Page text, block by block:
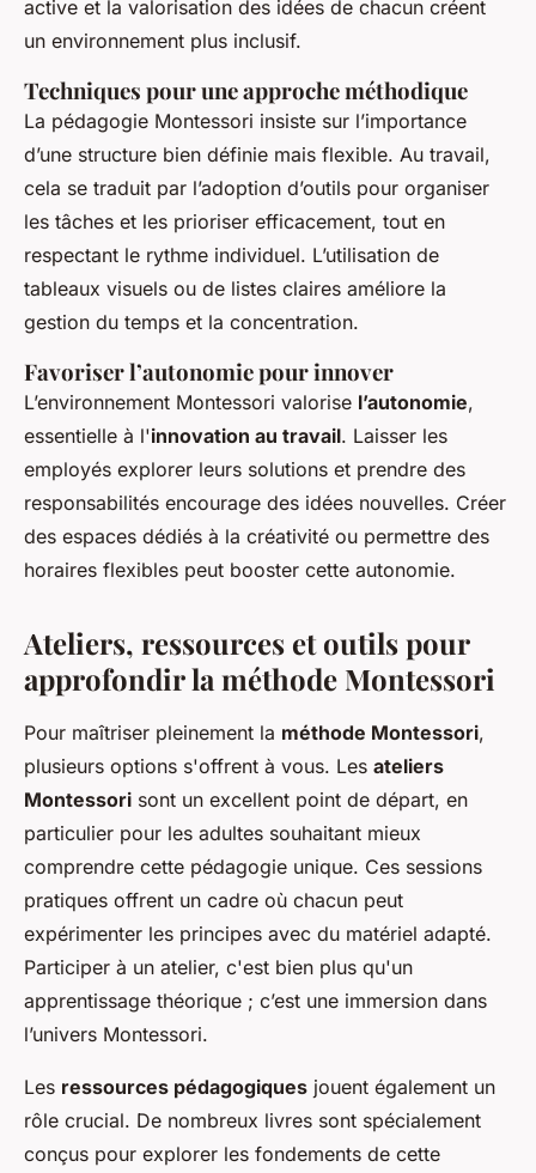
active et la valorisation des idées de chacun créent
un environnement plus inclusif.
Techniques pour une approche méthodique
La pédagogie Montessori insiste sur l’importance
d’une structure bien définie mais flexible. Au travail,
cela se traduit par l’adoption d’outils pour organiser
les tâches et les prioriser efficacement, tout en
respectant le rythme individuel. L’utilisation de
tableaux visuels ou de listes claires améliore la
gestion du temps et la concentration.
Favoriser l’autonomie pour innover
L’environnement Montessori valorise l’autonomie,
essentielle à l'innovation au travail. Laisser les
employés explorer leurs solutions et prendre des
responsabilités encourage des idées nouvelles. Créer
des espaces dédiés à la créativité ou permettre des
horaires flexibles peut booster cette autonomie.
Ateliers, ressources et outils pour
approfondir la méthode Montessori
Pour maîtriser pleinement la méthode Montessori,
plusieurs options s'offrent à vous. Les ateliers
Montessori sont un excellent point de départ, en
particulier pour les adultes souhaitant mieux
comprendre cette pédagogie unique. Ces sessions
pratiques offrent un cadre où chacun peut
expérimenter les principes avec du matériel adapté.
Participer à un atelier, c'est bien plus qu'un
apprentissage théorique ; c’est une immersion dans
l’univers Montessori.
Les ressources pédagogiques jouent également un
rôle crucial. De nombreux livres sont spécialement
conçus pour explorer les fondements de cette